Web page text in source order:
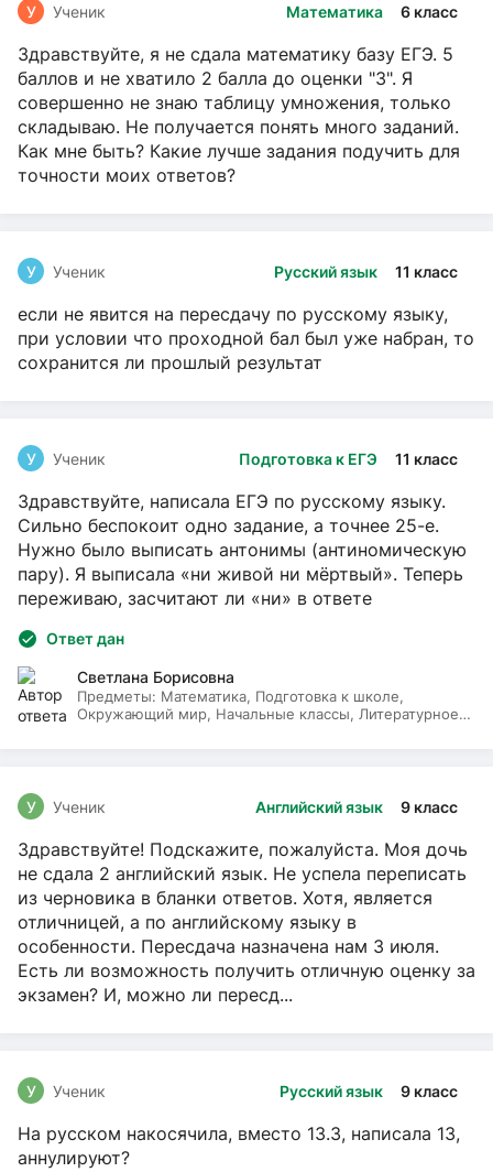
Математика 6 класс
У Ученик
Здравствуйте, я не сдала математику базу ЕГЭ. 5
баллов и не хватило 2 балла до оценки "3". Я
совершенно не знаю таблицу умножения, только
складываю. Не получается понять много заданий.
Как мне быть? Какие лучше задания подучить для
точности моих ответов?
Русский язык 11 класс
У Ученик
если не явится на пересдачу по русскому языку,
при условии что проходной бал был уже набран, то
сохранится ли прошлый результат
Подготовка к ЕГЭ 11 класс
У Ученик
Здравствуйте, написала ЕГЭ по русскому языку.
Сильно беспокоит одно задание, а точнее 25-е.
Нужно было выписать антонимы (антиномическую
пару). Я выписала «ни живой ни мёртвый». Теперь
переживаю, засчитают ли «ни» в ответе
Ответ дан
Светлана Борисовна
Предметы: Математика, Подготовка к школе,
Окружающий мир, Начальные классы, Литературное
Английский язык 9 класс
У Ученик
Здравствуйте! Подскажите, пожалуйста. Моя дочь
не сдала 2 английский язык. Не успела переписать
из черновика в бланки ответов. Хотя, является
отличницей, а по английскому языку в
особенности. Пересдача назначена нам 3 июля.
Есть ли возможность получить отличную оценку за
экзамен? И, можно ли пересд...
Русский язык 9 класс
У Ученик
На русском накосячила, вместо 13.3, написала 13,
аннулируют?